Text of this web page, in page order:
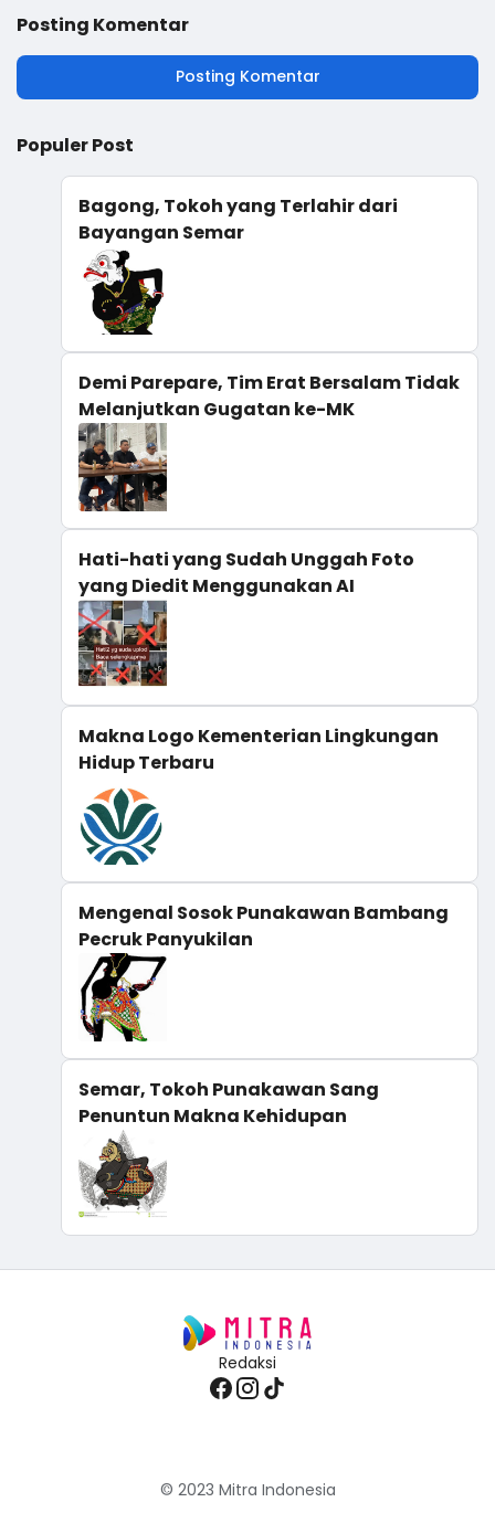
Posting Komentar
Posting Komentar
Populer Post
Bagong, Tokoh yang Terlahir dari
Bayangan Semar
Demi Parepare, Tim Erat Bersalam Tidak
Melanjutkan Gugatan ke-MK
Hati-hati yang Sudah Unggah Foto
yang Diedit Menggunakan AI
Makna Logo Kementerian Lingkungan
Hidup Terbaru
Mengenal Sosok Punakawan Bambang
Pecruk Panyukilan
Semar, Tokoh Punakawan Sang
Penuntun Makna Kehidupan
Redaksi
© 2023 Mitra Indonesia